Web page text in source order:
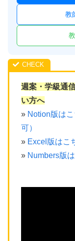
教
週案・学級通
い方へ
» Notion版は
可）
» Excel版はこ
» Numbers版